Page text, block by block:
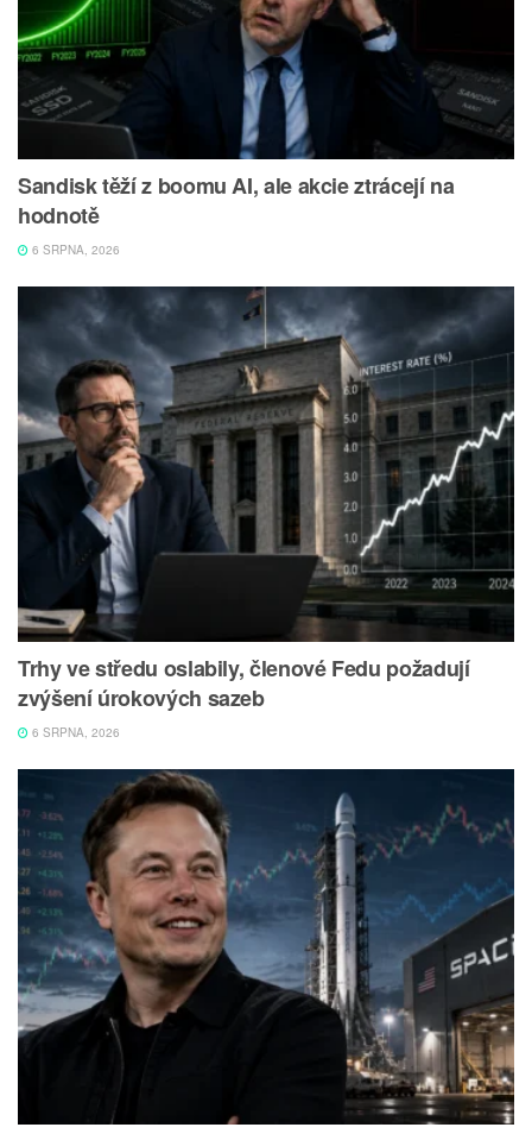
Sandisk těží z boomu AI, ale akcie ztrácejí na
hodnotě
6 SRPNA, 2026
Trhy ve středu oslabily, členové Fedu požadují
zvýšení úrokových sazeb
6 SRPNA, 2026